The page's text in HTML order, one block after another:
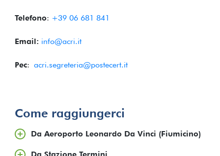
Telefono: +39 06 681 841
Email: info@acri.it
Pec: acri.segreteria@postecert.it
Come raggiungerci
Da Aeroporto Leonardo Da Vinci (Fiumicino)